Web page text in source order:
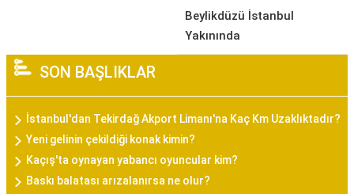
Beylikdüzü İstanbul
Yakınında
SON BAŞLIKLAR
İstanbul'dan Tekirdağ Akport Limanı'na Kaç Km Uzaklıktadır?
Yeni gelinin çekildiği konak kimin?
Kaçış'ta oynayan yabancı oyuncular kim?
Baskı balatası arızalanırsa ne olur?